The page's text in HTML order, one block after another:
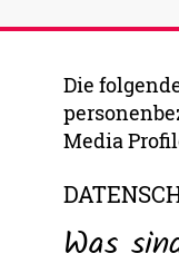
Die
Media
Was